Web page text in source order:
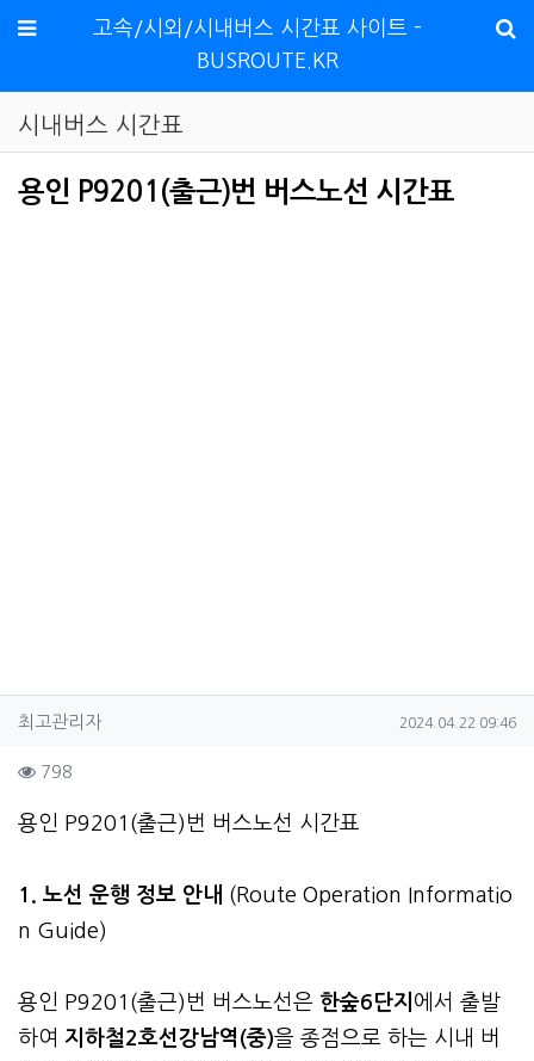
메뉴
고속/시외/시내버스 시간표 사이트 -
BUSROUTE.KR
시내버스 시간표
용인 P9201(출근)번 버스노선 시간표
작성자 정보
최고관리자작성 작성일
2024.04.22 09:46
컨텐츠 정보
798
본문
용인 P9201(출근)번 버스노선 시간표
1. 노선 운행 정보 안내 (Route Operation Informatio
n Guide)
용인 P9201(출근)번 버스노선은 한숲6단지 에서 출발
하여 지하철2호선강남역(중)을 종점으로 하는 시내 버